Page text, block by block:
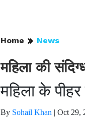
Home News
महिला की
महिला के
By Sohail Khan | Oct 29,